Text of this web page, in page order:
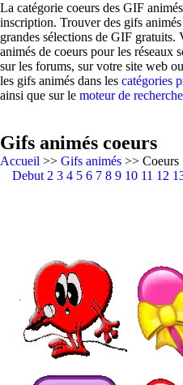
La catégorie coeurs des GIF
inscription. Trouver des gifs
grandes sélections de GIF
animés de coeurs pour les réseaux
sur les forums, sur votre site web
les gifs animés dans les catégories
ainsi que sur le moteur de recherche
Gifs animés coeurs
Accueil >> Gifs animés >> Coeurs
Debut 2 3 4 5 6 7 8 9 10 11 12